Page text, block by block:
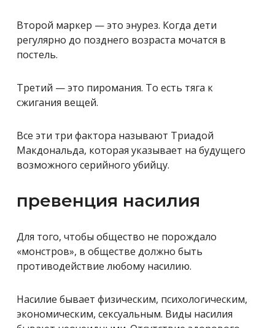
Второй маркер — это энурез. Когда дети
регулярно до позднего возраста мочатся в
постель.
Третий — это пиромания. То есть тяга к
сжигания вещей.
Все эти три фактора называют Триадой
Макдональда, которая указывает на будущего
возможного серийного убийцу.
превенция насилия
Для того, чтобы общество не порождало
«монстров», в обществе должно быть
противодействие любому насилию.
Насилие бывает физическим, психологическим,
экономическим, сексуальным. Виды насилия